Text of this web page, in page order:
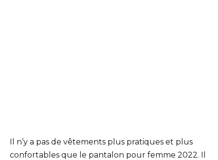
Il n’y a pas de vêtements plus pratiques et plus
confortables que le pantalon pour femme 2022. Il